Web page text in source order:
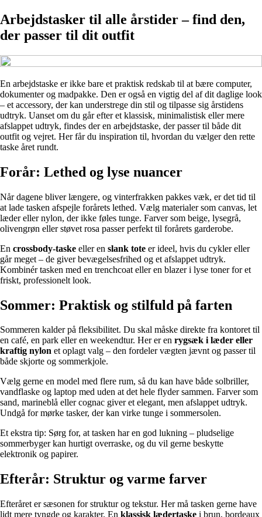
Arbejdstasker til alle årstider – find den,
der passer til dit outfit
En arbejdstaske er ikke bare et praktisk redskab til at bære computer,
dokumenter og madpakke. Den er også en vigtig del af dit daglige look
– et accessory, der kan understrege din stil og tilpasse sig årstidens
udtryk. Uanset om du går efter et klassisk, minimalistisk eller mere
afslappet udtryk, findes der en arbejdstaske, der passer til både dit
outfit og vejret. Her får du inspiration til, hvordan du vælger den rette
taske året rundt.
Forår: Lethed og lyse nuancer
Når dagene bliver længere, og vinterfrakken pakkes væk, er det tid til
at lade tasken afspejle forårets lethed. Vælg materialer som canvas, let
læder eller nylon, der ikke føles tunge. Farver som beige, lysegrå,
olivengrøn eller støvet rosa passer perfekt til forårets garderobe.
En crossbody-taske eller en slank tote er ideel, hvis du cykler eller
går meget – de giver bevægelsesfrihed og et afslappet udtryk.
Kombinér tasken med en trenchcoat eller en blazer i lyse toner for et
friskt, professionelt look.
Sommer: Praktisk og stilfuld på farten
Sommeren kalder på fleksibilitet. Du skal måske direkte fra kontoret til
en café, en park eller en weekendtur. Her er en rygsæk i læder eller
kraftig nylon et oplagt valg – den fordeler vægten jævnt og passer til
både skjorte og sommerkjole.
Vælg gerne en model med flere rum, så du kan have både solbriller,
vandflaske og laptop med uden at det hele flyder sammen. Farver som
sand, marineblå eller cognac giver et elegant, men afslappet udtryk.
Undgå for mørke tasker, der kan virke tunge i sommersolen.
Et ekstra tip: Sørg for, at tasken har en god lukning – pludselige
sommerbyger kan hurtigt overraske, og du vil gerne beskytte
elektronik og papirer.
Efterår: Struktur og varme farver
Efteråret er sæsonen for struktur og tekstur. Her må tasken gerne have
lidt mere tyngde og karakter. En klassisk lædertaske i brun, bordeaux